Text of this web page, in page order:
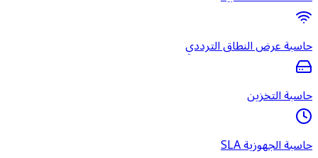
حاسبة عرض النطاق الترددي
حاسبة التخزين
حاسبة الجهوزية SLA